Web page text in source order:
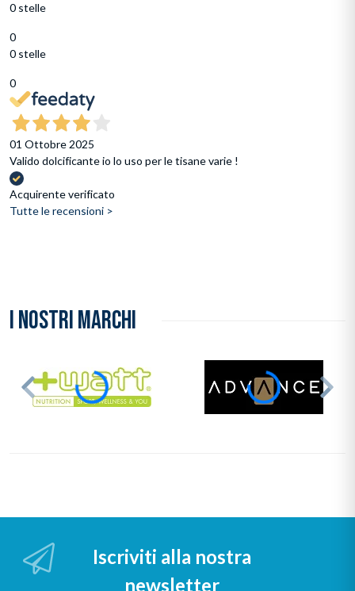
0 stelle
0
0 stelle
0
01 Ottobre 2025
Valido dolcificante io lo uso per le tisane varie !
Acquirente verificato
Tutte le recensioni >
I NOSTRI MARCHI
Iscriviti alla nostra
newsletter